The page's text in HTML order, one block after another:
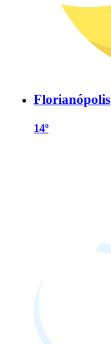
Florianópolis
14º